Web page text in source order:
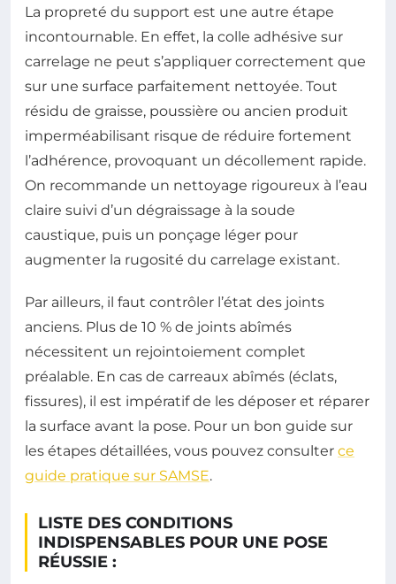
La propreté du support est une autre étape
incontournable. En effet, la colle adhésive sur
carrelage ne peut s’appliquer correctement que
sur une surface parfaitement nettoyée. Tout
résidu de graisse, poussière ou ancien produit
imperméabilisant risque de réduire fortement
l’adhérence, provoquant un décollement rapide.
On recommande un nettoyage rigoureux à l’eau
claire suivi d’un dégraissage à la soude
caustique, puis un ponçage léger pour
augmenter la rugosité du carrelage existant.
Par ailleurs, il faut contrôler l’état des joints
anciens. Plus de 10 % de joints abîmés
nécessitent un rejointoiement complet
préalable. En cas de carreaux abîmés (éclats,
fissures), il est impératif de les déposer et réparer
la surface avant la pose. Pour un bon guide sur
les étapes détaillées, vous pouvez consulter ce
guide pratique sur SAMSE.
LISTE DES CONDITIONS
INDISPENSABLES POUR UNE POSE
RÉUSSIE :